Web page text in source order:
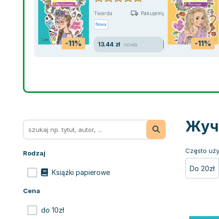
-11%
Twarda Pakujemy jutro
Nowa
13.44 zł nowa -11%
Rodzaj
Książki papierowe
Cena
do 10zł
Często
Do 20zł